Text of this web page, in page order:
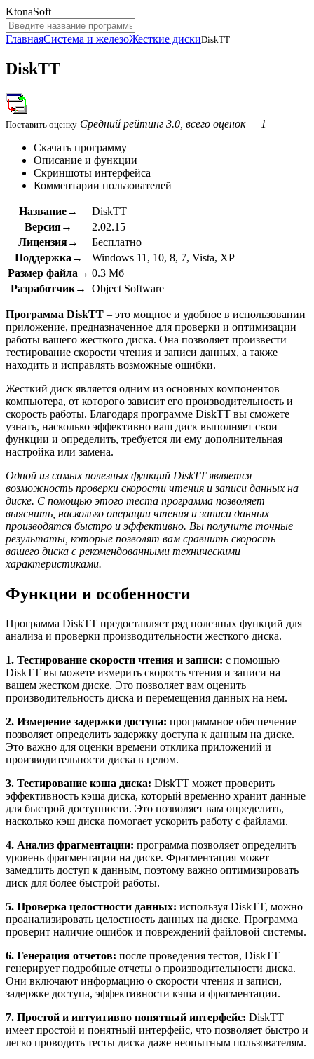
KtonaSoft
ГлавнаяСистема и железоЖесткие дискиDiskTT
DiskTT
Поставить оценку Средний рейтинг 3.0, всего оценок — 1
Скачать программу
Описание и функции
Скриншоты интерфейса
Комментарии пользователей
Название→
DiskTT
Версия→
2.02.15
Лицензия→
Бесплатно
Поддержка→
Windows 11, 10, 8, 7, Vista, XP
Размер файла→ 0.3 Мб
Разработчик→
Object Software
Программа DiskTT – это мощное и удобное в использовании
приложение, предназначенное для проверки и оптимизации
работы вашего жесткого диска. Она позволяет произвести
тестирование скорости чтения и записи данных, а также
находить и исправлять возможные ошибки.
Жесткий диск является одним из основных компонентов
компьютера, от которого зависит его производительность и
скорость работы. Благодаря программе DiskTT вы сможете
узнать, насколько эффективно ваш диск выполняет свои
функции и определить, требуется ли ему дополнительная
настройка или замена.
Одной из самых полезных функций DiskTT является
возможность проверки скорости чтения и записи данных на
диске. С помощью этого теста программа позволяет
выяснить, насколько операции чтения и записи данных
производятся быстро и эффективно. Вы получите точные
результаты, которые позволят вам сравнить скорость
вашего диска с рекомендованными техническими
характеристиками.
Функции и особенности
Программа DiskTT предоставляет ряд полезных функций для
анализа и проверки производительности жесткого диска.
1. Тестирование скорости чтения и записи: с помощью
DiskTT вы можете измерить скорость чтения и записи на
вашем жестком диске. Это позволяет вам оценить
производительность диска и перемещения данных на нем.
2. Измерение задержки доступа: программное обеспечение
позволяет определить задержку доступа к данным на диске.
Это важно для оценки времени отклика приложений и
производительности диска в целом.
3. Тестирование кэша диска: DiskTT может проверить
эффективность кэша диска, который временно хранит данные
для быстрой доступности. Это позволяет вам определить,
насколько кэш диска помогает ускорить работу с файлами.
4. Анализ фрагментации: программа позволяет определить
уровень фрагментации на диске. Фрагментация может
замедлить доступ к данным, поэтому важно оптимизировать
диск для более быстрой работы.
5. Проверка целостности данных: используя DiskTT, можно
проанализировать целостность данных на диске. Программа
проверит наличие ошибок и повреждений файловой системы.
6. Генерация отчетов: после проведения тестов, DiskTT
генерирует подробные отчеты о производительности диска.
Они включают информацию о скорости чтения и записи,
задержке доступа, эффективности кэша и фрагментации.
7. Простой и интуитивно понятный интерфейс: DiskTT
имеет простой и понятный интерфейс, что позволяет быстро и
легко проводить тесты диска даже неопытным пользователям.